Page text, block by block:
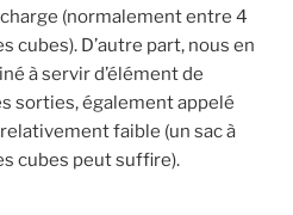
(normalement entre 4
D’autre part, nous en
à servir d’élément de
sorties, également appelé
faible (un sac à
cubes peut suffire).